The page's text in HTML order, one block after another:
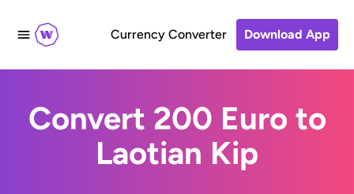
Currency Converter Download App
Convert 200 Euro to
Laotian Kip